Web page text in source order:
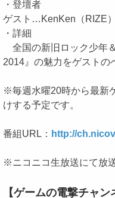
・登壇者
ゲスト…KenKen（RIZE
・詳細
全国の新旧ロック少年
2014』の魅力をゲストの
※毎週水曜20時から最新
けする予定です。
番組URL： http://
※ニコニコ生放送にて放
【ゲームの電撃チャ